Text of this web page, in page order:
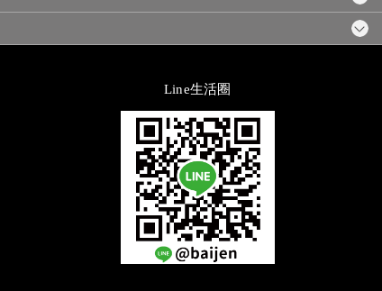
Line生活圈